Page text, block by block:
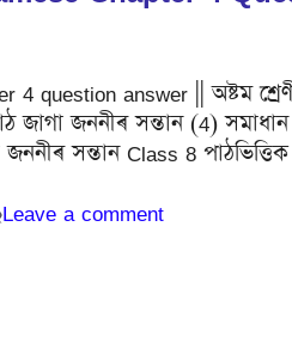
question answer || অষ্টম
জাগা জননীৰ সন্তান (4) সমাধান
সন্তান Class 8
Leave a comment